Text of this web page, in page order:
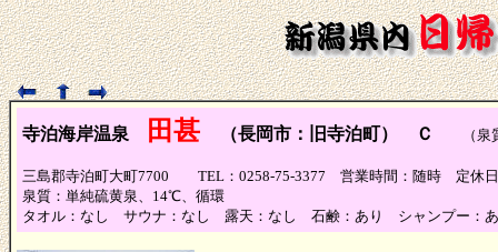
寺泊海岸温泉 田甚 （長岡市：旧寺泊町） Ｃ （泉質
三島郡寺泊町大町7700 TEL：0258-75-3377 営業時間：随時 定休
泉質：単純硫黄泉、14℃、循環
タオル：なし サウナ：なし 露天：なし 石鹸：あり シャンプー：